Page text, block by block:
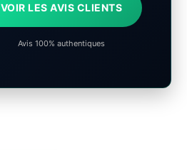
VOIR LES AVIS CLIENTS
Avis 100% authentiques